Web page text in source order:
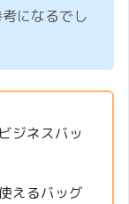
になるでし
ジネスバッ
えるバッグ